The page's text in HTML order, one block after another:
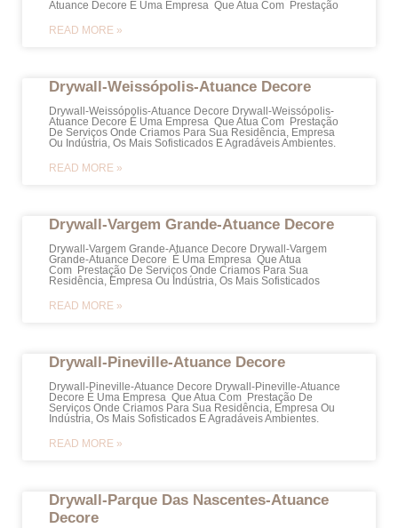
Atuance Decore É Uma Empresa Que Atua Com Prestação
READ MORE »
Drywall-Weissópolis-Atuance Decore
Drywall-Weissópolis-Atuance Decore Drywall-Weissópolis-
Atuance Decore É Uma Empresa Que Atua Com Prestação
De Serviços Onde Criamos Para Sua Residência, Empresa
Ou Indústria, Os Mais Sofisticados E Agradáveis Ambientes.
READ MORE »
Drywall-Vargem Grande-Atuance Decore
Drywall-Vargem Grande-Atuance Decore Drywall-Vargem
Grande-Atuance Decore É Uma Empresa Que Atua
Com Prestação De Serviços Onde Criamos Para Sua
Residência, Empresa Ou Indústria, Os Mais Sofisticados
READ MORE »
Drywall-Pineville-Atuance Decore
Drywall-Pineville-Atuance Decore Drywall-Pineville-Atuance
Decore É Uma Empresa Que Atua Com Prestação De
Serviços Onde Criamos Para Sua Residência, Empresa Ou
Indústria, Os Mais Sofisticados E Agradáveis Ambientes.
READ MORE »
Drywall-Parque Das Nascentes-Atuance
Decore